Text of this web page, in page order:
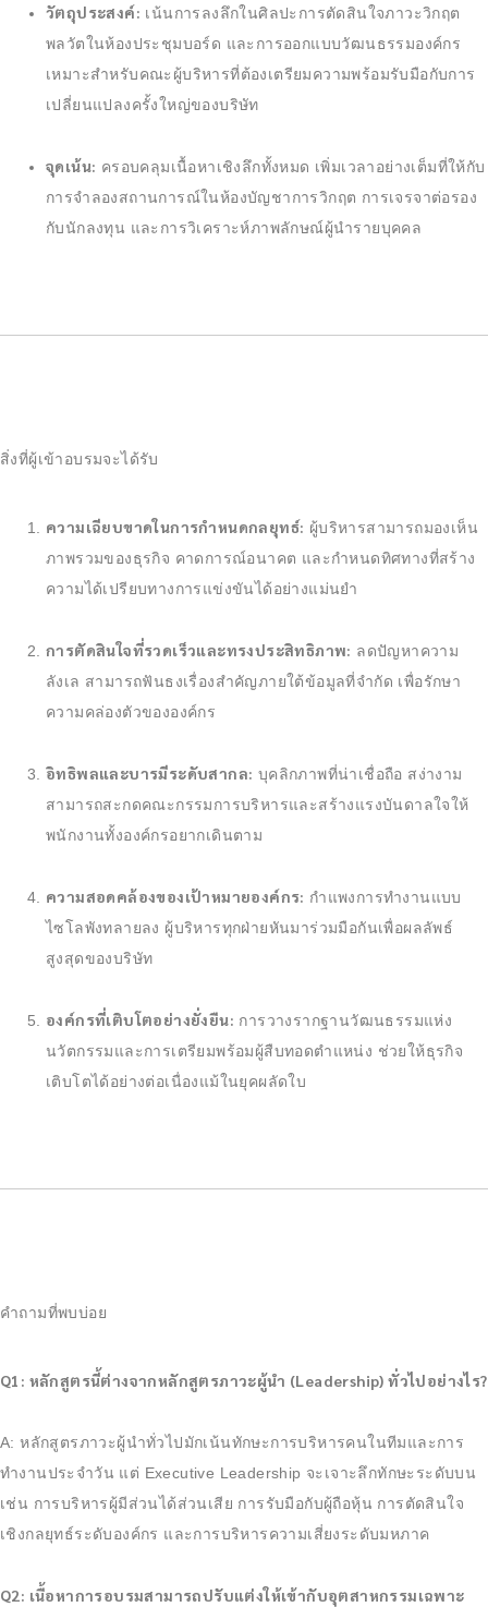
วัตถุประสงค์: เน้นการลงลึกในศิลปะการตัดสินใจภาวะวิกฤต
พลวัตในห้องประชุมบอร์ด และการออกแบบวัฒนธรรมองค์กร
เหมาะสำหรับคณะผู้บริหารที่ต้องเตรียมความพร้อมรับมือกับการ
เปลี่ยนแปลงครั้งใหญ่ของบริษัท
จุดเน้น: ครอบคลุมเนื้อหาเชิงลึกทั้งหมด เพิ่มเวลาอย่างเต็มที่ให้กับ
การจำลองสถานการณ์ในห้องบัญชาการวิกฤต การเจรจาต่อรอง
กับนักลงทุน และการวิเคราะห์ภาพลักษณ์ผู้นำรายบุคคล
สิ่งที่ผู้เข้าอบรมจะได้รับ
ความเฉียบขาดในการกำหนดกลยุทธ์: ผู้บริหารสามารถมองเห็น
ภาพรวมของธุรกิจ คาดการณ์อนาคต และกำหนดทิศทางที่สร้าง
ความได้เปรียบทางการแข่งขันได้อย่างแม่นยำ
การตัดสินใจที่รวดเร็วและทรงประสิทธิภาพ: ลดปัญหาความ
ลังเล สามารถฟันธงเรื่องสำคัญภายใต้ข้อมูลที่จำกัด เพื่อรักษา
ความคล่องตัวขององค์กร
อิทธิพลและบารมีระดับสากล: บุคลิกภาพที่น่าเชื่อถือ สง่างาม
สามารถสะกดคณะกรรมการบริหารและสร้างแรงบันดาลใจให้
พนักงานทั้งองค์กรอยากเดินตาม
ความสอดคล้องของเป้าหมายองค์กร: กำแพงการทำงานแบบ
ไซโลพังทลายลง ผู้บริหารทุกฝ่ายหันมาร่วมมือกันเพื่อผลลัพธ์
สูงสุดของบริษัท
องค์กรที่เติบโตอย่างยั่งยืน: การวางรากฐานวัฒนธรรมแห่ง
นวัตกรรมและการเตรียมพร้อมผู้สืบทอดตำแหน่ง ช่วยให้ธุรกิจ
เติบโตได้อย่างต่อเนื่องแม้ในยุคผลัดใบ
คำถามที่พบบ่อย
Q1: หลักสูตรนี้ต่างจากหลักสูตรภาวะผู้นำ (Leadership) ทั่วไปอย่างไร?
A: หลักสูตรภาวะผู้นำทั่วไปมักเน้นทักษะการบริหารคนในทีมและการ
ทำงานประจำวัน แต่ Executive Leadership จะเจาะลึกทักษะระดับบน
เช่น การบริหารผู้มีส่วนได้ส่วนเสีย การรับมือกับผู้ถือหุ้น การตัดสินใจ
เชิงกลยุทธ์ระดับองค์กร และการบริหารความเสี่ยงระดับมหภาค
Q2: เนื้อหาการอบรมสามารถปรับแต่งให้เข้ากับอุตสาหกรรมเฉพาะ